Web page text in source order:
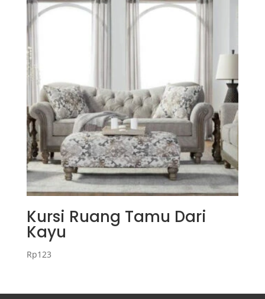
Kursi Ruang Tamu Dari
Kayu
Rp123